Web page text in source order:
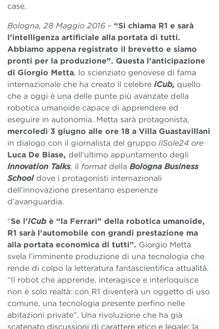
case.
Bologna, 28 Maggio 2016 – “Si chiama R1 e sarà
l’intelligenza artificiale alla portata di tutti.
Abbiamo appena registrato il brevetto e siamo
pronti per la produzione”. Questa l’anticipazione
di Giorgio Metta, lo scienziato genovese di fama
internazionale che ha creato il celebre iCub, quello
che a oggi è una delle punte più avanzate della
robotica umanoide capace di apprendere ed
eseguire in autonomia. Metta sarà protagonista,
mercoledì 3 giugno alle ore 18 a Villa Guastavillani
in dialogo con il giornalista del gruppo IlSole24 ore
Luca De Biase, dell’ultimo appuntamento degli
Innovation Talks, il format della Bologna Business
School dove i protagonisti internazionali
dell’innovazione presentano esperienze
d’avanguardia.
“Se l’iCub è “la Ferrari” della robotica umanoide,
R1 sarà l’automobile con grandi prestazione ma
alla portata economica di tutti”. Giorgio Metta
svela l’imminente produzione di una tecnologia che
rende di colpo la letteratura fantascientifica attualità.
“Il robot che apprende, interagisce e interloquisce
non è solo realtà: con R1 diventerà un oggetto di uso
comune, una tecnologia presente perfino nelle
abitazioni private”. Una rivoluzione che ha già
scatenato discussioni di carattere etico e legale: la